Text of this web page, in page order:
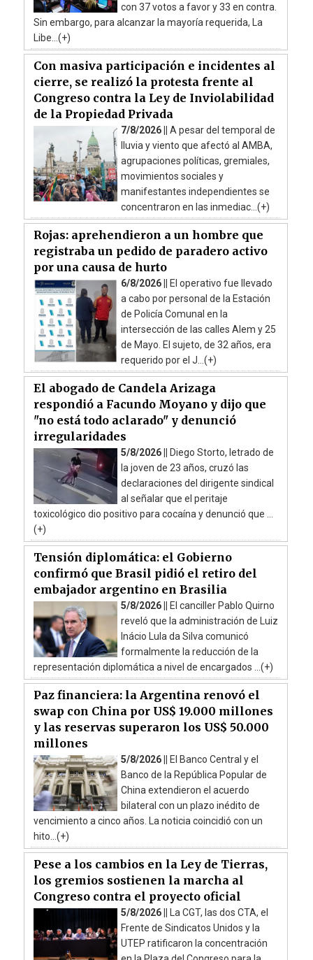
con 37 votos a favor y 33 en contra.
Sin embargo, para alcanzar la mayoría requerida, La
Libe...(+)
Con masiva participación e incidentes al
cierre, se realizó la protesta frente al
Congreso contra la Ley de Inviolabilidad
de la Propiedad Privada
7/8/2026 || A pesar del temporal de
lluvia y viento que afectó al AMBA,
agrupaciones políticas, gremiales,
movimientos sociales y
manifestantes independientes se
concentraron en las inmediac...(+)
Rojas: aprehendieron a un hombre que
registraba un pedido de paradero activo
por una causa de hurto
6/8/2026 || El operativo fue llevado
a cabo por personal de la Estación
de Policía Comunal en la
intersección de las calles Alem y 25
de Mayo. El sujeto, de 32 años, era
requerido por el J...(+)
El abogado de Candela Arizaga
respondió a Facundo Moyano y dijo que
"no está todo aclarado" y denunció
irregularidades
5/8/2026 || Diego Storto, letrado de
la joven de 23 años, cruzó las
declaraciones del dirigente sindical
al señalar que el peritaje
toxicológico dio positivo para cocaína y denunció que ...
(+)
Tensión diplomática: el Gobierno
confirmó que Brasil pidió el retiro del
embajador argentino en Brasilia
5/8/2026 || El canciller Pablo Quirno
reveló que la administración de Luiz
Inácio Lula da Silva comunicó
formalmente la reducción de la
representación diplomática a nivel de encargados ...(+)
Paz financiera: la Argentina renovó el
swap con China por US$ 19.000 millones
y las reservas superaron los US$ 50.000
millones
5/8/2026 || El Banco Central y el
Banco de la República Popular de
China extendieron el acuerdo
bilateral con un plazo inédito de
vencimiento a cinco años. La noticia coincidió con un
hito...(+)
Pese a los cambios en la Ley de Tierras,
los gremios sostienen la marcha al
Congreso contra el proyecto oficial
5/8/2026 || La CGT, las dos CTA, el
Frente de Sindicatos Unidos y la
UTEP ratificaron la concentración